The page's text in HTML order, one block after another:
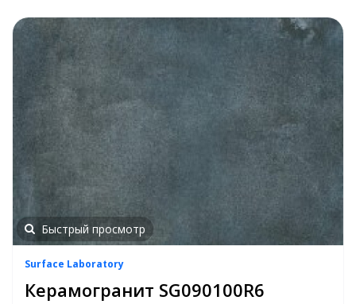
Быстрый просмотр
Surface Laboratory
Керамогранит SG090100R6